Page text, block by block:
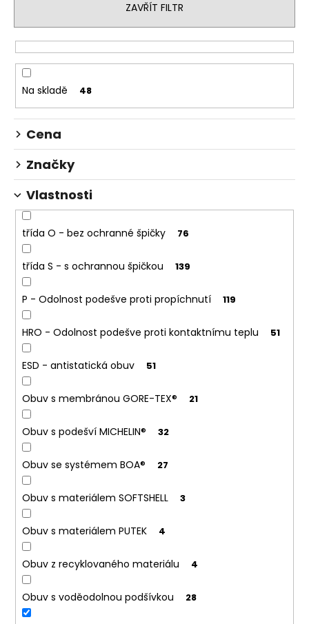
r
o
d
u
k
t
ů
ZAVŘÍT FILTR
Na skladě 48
Cena
Značky
Vlastnosti
třída O - bez ochranné špičky 76
třída S - s ochrannou špičkou 139
P - Odolnost podešve proti propíchnutí 119
HRO - Odolnost podešve proti kontaktnímu teplu 51
ESD - antistatická obuv 51
Obuv s membránou GORE-TEX® 21
Obuv s podešví MICHELIN® 32
Obuv se systémem BOA® 27
Obuv s materiálem SOFTSHELL 3
Obuv s materiálem PUTEK 4
Obuv z recyklovaného materiálu 4
Obuv s voděodolnou podšívkou 28
?
D
o
p
o
r
u
m
BILBAO
BEZPEČNOSTNÍ
SANDÁL
ESD
199
Kč